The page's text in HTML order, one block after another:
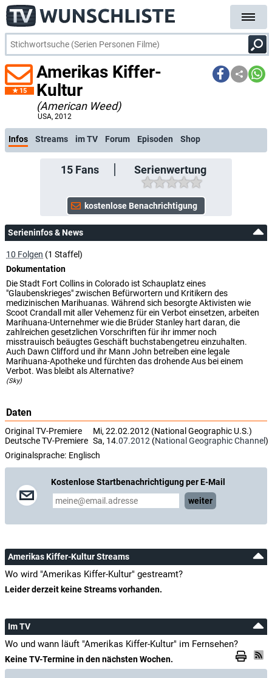
15
Amerikas Kiffer-
Kultur
(American Weed)
USA, 2012
Infos Streams im TV Forum Episoden Shop
15Fans Serienwertung
Serieninfos & News
10 Folgen (1 Staffel)
Dokumentation
Die Stadt Fort Collins in Colorado ist Schauplatz eines
"Glaubenskrieges" zwischen Befürwortern und Kritikern des
medizinischen Marihuanas. Während sich besorgte Aktivisten wie
Scoot Crandall mit aller Vehemenz für ein Verbot einsetzen, arbeiten
Marihuana-Unternehmer wie die Brüder Stanley hart daran, die
zahlreichen gesetzlichen Vorschriften für ihr immer noch
misstrauisch beäugtes Geschäft buchstabengetreu einzuhalten.
Auch Dawn Clifford und ihr Mann John betreiben eine legale
Marihuana-Apotheke und fürchten das drohende Aus bei einem
Verbot. Was bleibt als Alternative?
(Sky)
Daten
Original TV-Premiere
Mi, 22.02.2012 (National Geographic U.S.)
Deutsche TV-Premiere Sa, 14.07.2012 (National Geographic Channel)
Originalsprache: Englisch
Kostenlose Startbenachrichtigung per E-Mail
weiter
Amerikas Kiffer-Kultur Streams
Wo wird "Amerikas Kiffer-Kultur" gestreamt?
Leider derzeit keine Streams vorhanden.
Im TV
Wo und wann läuft "Amerikas Kiffer-Kultur" im Fernsehen?
Keine TV-Termine in den nächsten Wochen.